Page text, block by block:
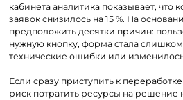
кабинета аналитика показывает, что
заявок снизилось на 15 %. На
предположить десятки причин:
нужную кнопку, форма стала
технические ошибки или
Если сразу приступить к
риск потратить ресурсы на